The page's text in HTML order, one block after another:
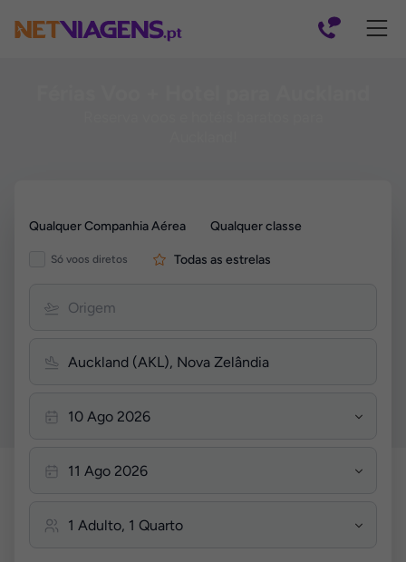
por
Voos
Qualquer Companhia Aérea Qualquer classe
Só voos diretos Todas as estrelas